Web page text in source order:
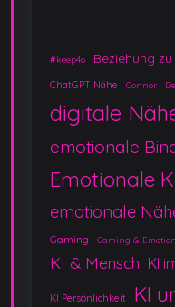
#keep4o Beziehung zu
ChatGPT Nähe Connor
digitale
emotionale
Emotionale
emotionale
Gaming Gaming &
KI & Mensch KI
KI Persönlichkeit KI